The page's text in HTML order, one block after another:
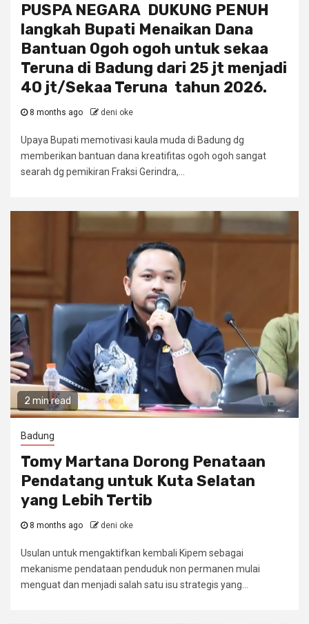
PUSPA NEGARA DUKUNG PENUH
langkah Bupati Menaikan Dana
Bantuan Ogoh ogoh untuk sekaa
Teruna di Badung dari 25 jt menjadi
40 jt/Sekaa Teruna tahun 2026.
8 months ago deni oke
Upaya Bupati memotivasi kaula muda di Badung dg
memberikan bantuan dana kreatifitas ogoh ogoh sangat
searah dg pemikiran Fraksi Gerindra,...
2 min read
Badung
Tomy Martana Dorong Penataan
Pendatang untuk Kuta Selatan
yang Lebih Tertib
8 months ago deni oke
Usulan untuk mengaktifkan kembali Kipem sebagai
mekanisme pendataan penduduk non permanen mulai
menguat dan menjadi salah satu isu strategis yang...